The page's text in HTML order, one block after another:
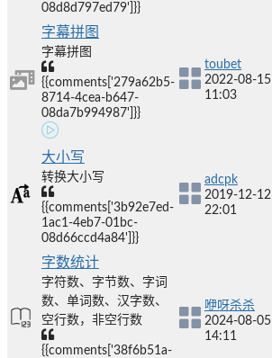
08d8d797ed79']}}
字幕拼图
字幕拼图
{{comments['279a62b5-
8714-4cea-b647-
08da7b994987']}}
toubet
2022-08-15
11:03
大小写
转换大小写
{{comments['3b92e7ed-
1ac1-4eb7-01bc-
08d66ccd4a84']}}
adcpk
2019-12-12
22:01
字数统计
字符数、字节数、字词
数、单词数、汉字数、
空行数，非空行数
{{comments['38f6b51a-
咿呀杀杀
2024-08-05
14:11